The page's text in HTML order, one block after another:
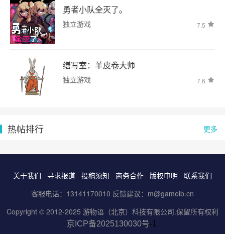
勇者小队全灭了。
独立游戏 7.5
缮写室：羊皮卷大师
独立游戏 7.6
更多
热帖排行
关于我们 寻求报道 投稿须知 商务合作 版权申明
联系我们
客服电话：13141170010 反馈建议：m@gameib.cn
Copyright © 2012-2025 游物语（北京）科技有限公司.保留所有权利
京ICP备2025130030号-1